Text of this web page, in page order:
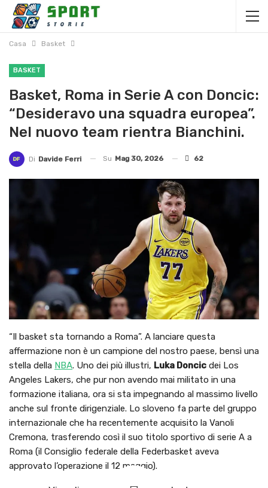
Casa Basket
BASKET
Basket, Roma in Serie A con Doncic:
“Desideravo una squadra europea”.
Nel nuovo team rientra Bianchini.
Di Davide Ferri Su Mag 30, 2026 62
“Il basket sta tornando a Roma”. A lanciare questa
affermazione non è un campione del nostro paese, bensì una
stella della NBA. Uno dei più illustri, Luka Doncic dei Los
Angeles Lakers, che pur non avendo mai militato in una
formazione italiana, ora si sta impegnando al massimo livello
anche sul fronte dirigenziale. Lo sloveno fa parte del gruppo
internazionale che ha recentemente acquisito la Vanoli
Cremona, trasferendo così il suo titolo sportivo di serie A a
Roma (il Consiglio federale della Federbasket aveva
approvato l’operazione il 12 maggio).